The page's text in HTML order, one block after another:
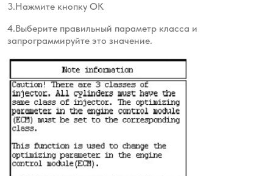
3.Нажмите кнопку ОК
4.Выберите правильный параметр класса и
запрограммируйте это значение.